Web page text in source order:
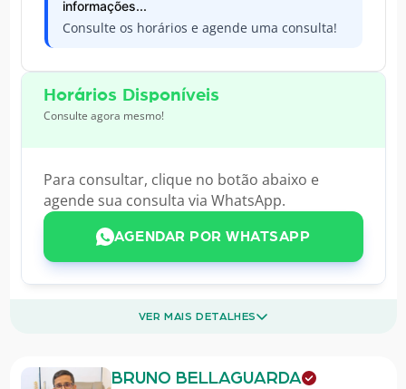
informações...
Consulte os horários e agende uma consulta!
Horários Disponíveis
Consulte agora mesmo!
Para consultar, clique no botão abaixo e
agende sua consulta via WhatsApp.
AGENDAR POR WHATSAPP
VER MAIS DETALHES
BRUNO BELLAGUARDA